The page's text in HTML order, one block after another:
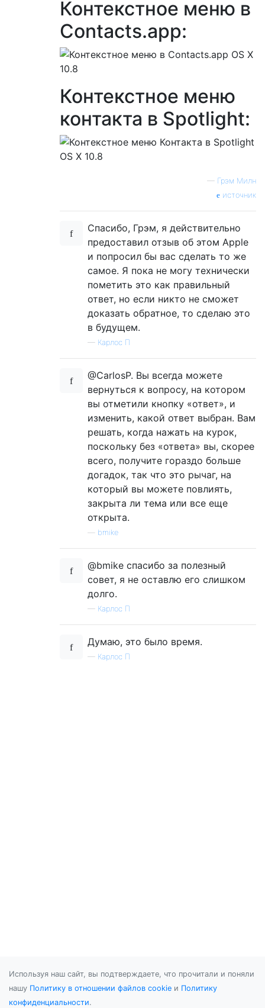
Контекстное меню в
Contacts.app:
Контекстное меню
контакта в Spotlight:
— Грэм Милн
источник
Спасибо, Грэм, я действительно
предоставил отзыв об этом Apple
и попросил бы вас сделать то же
самое. Я пока не могу технически
пометить это как правильный
ответ, но если никто не сможет
доказать обратное, то сделаю это
в будущем.
— Карлос П
@CarlosP. Вы всегда можете
вернуться к вопросу, на котором
вы отметили кнопку «ответ», и
изменить, какой ответ выбран. Вам
решать, когда нажать на курок,
поскольку без «ответа» вы, скорее
всего, получите гораздо больше
догадок, так что это рычаг, на
который вы можете повлиять,
закрыта ли тема или все еще
открыта.
bmike
@bmike спасибо за полезный
совет, я не оставлю его слишком
долго.
— Карлос П
Думаю, это было время.
— Карлос П
Используя наш сайт, вы подтверждаете, что прочитали и поняли
нашу Политику в отношении файлов cookie и Политику
конфиденциальности.